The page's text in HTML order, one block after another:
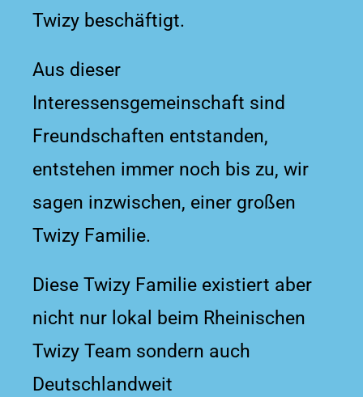
Twizy beschäftigt.
Aus dieser
Interessensgemeinschaft sind
Freundschaften entstanden,
entstehen immer noch bis zu, wir
sagen inzwischen, einer großen
Twizy Familie.
Diese Twizy Familie existiert aber
nicht nur lokal beim Rheinischen
Twizy Team sondern auch
Deutschlandweit